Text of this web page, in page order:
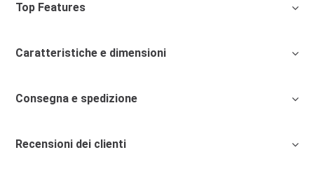
Top Features
Caratteristiche e dimensioni
Consegna e spedizione
Recensioni dei clienti